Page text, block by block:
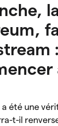
été une
t-il